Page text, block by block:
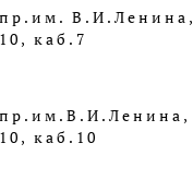
пр.им. В.И.Ленина,
10, каб.7
пр.им.В.И.Ленина,
10, каб.10